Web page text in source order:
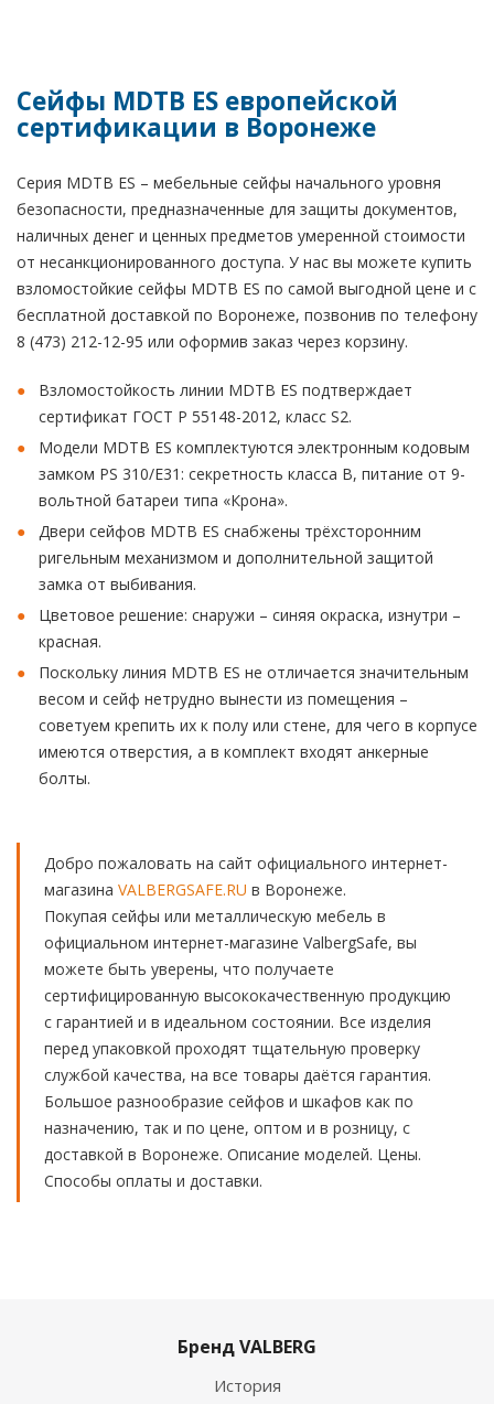
Сейфы MDTB ES европейской
сертификации в Воронеже
Серия MDTB ES – мебельные сейфы начального уровня
безопасности, предназначенные для защиты документов,
наличных денег и ценных предметов умеренной стоимости
от несанкционированного доступа. У нас вы можете купить
взломостойкие сейфы MDTB ES по самой выгодной цене и с
бесплатной доставкой по Воронеже, позвонив по телефону
8 (473) 212-12-95 или оформив заказ через корзину.
Взломостойкость линии MDTB ES подтверждает
сертификат ГОСТ Р 55148-2012, класс S2.
Модели MDTB ES комплектуются электронным кодовым
замком PS 310/E31: секретность класса В, питание от 9-
вольтной батареи типа «Крона».
Двери сейфов MDTB ES снабжены трёхсторонним
ригельным механизмом и дополнительной защитой
замка от выбивания.
Цветовое решение: снаружи – синяя окраска, изнутри –
красная.
Поскольку линия MDTB ES не отличается значительным
весом и сейф нетрудно вынести из помещения –
советуем крепить их к полу или стене, для чего в корпусе
имеются отверстия, а в комплект входят анкерные
болты.
Добро пожаловать на сайт официального интернет-
магазина VALBERGSAFE.RU в Воронеже.
Покупая сейфы или металлическую мебель в
официальном интернет-магазине ValbergSafe, вы
можете быть уверены, что получаете
сертифицированную высококачественную продукцию
с гарантией и в идеальном состоянии. Все изделия
перед упаковкой проходят тщательную проверку
службой качества, на все товары даётся гарантия.
Большое разнообразие сейфов и шкафов как по
назначению, так и по цене, оптом и в розницу, с
доставкой в Воронеже. Описание моделей. Цены.
Способы оплаты и доставки.
Бренд VALBERG
История